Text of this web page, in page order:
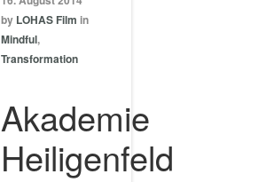
by LOHAS Film in
Mindful,
Transformation
Akademie
Heiligenfeld